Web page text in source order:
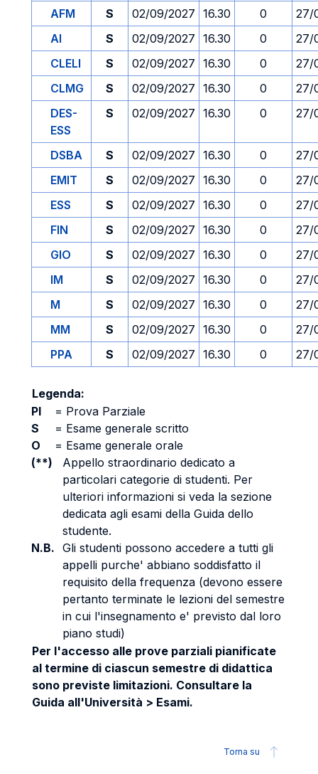
AFM S 02/09/2027 16.30 0
27/
AI
S 02/09/2027 16.30 0
27/
CLELI
S 02/09/2027 16.30 0
27/
CLMG
S 02/09/2027 16.30 0
27/
DES-
ESS
S 02/09/2027 16.30 0 27/
DSBA S 02/09/2027 16.30 0
27/
EMIT
S 02/09/2027 16.30 0
27/
ESS
S 02/09/2027 16.30 0
27/
FIN
S 02/09/2027 16.30 0
27/
GIO
S 02/09/2027 16.30 0
27/
IM
S 02/09/2027 16.30 0
27/
M
S 02/09/2027 16.30 0
27/
MM
S 02/09/2027 16.30 0
27/
PPA
S 02/09/2027 16.30 0 27/
Legenda:
PI
= Prova Parziale
S
= Esame generale scritto
O
= Esame generale orale
(**)
Appello straordinario dedicato a
particolari categorie di studenti. Per
ulteriori informazioni si veda la sezione
dedicata agli esami della Guida dello
studente.
N.B. Gli studenti possono accedere a tutti gli
appelli purche' abbiano soddisfatto il
requisito della frequenza (devono essere
pertanto terminate le lezioni del semestre
in cui l'insegnamento e' previsto dal loro
piano studi)
Per l'accesso alle prove parziali pianificate
al termine di ciascun semestre di didattica
sono previste limitazioni. Consultare la
Guida all'Università > Esami.
Torna su